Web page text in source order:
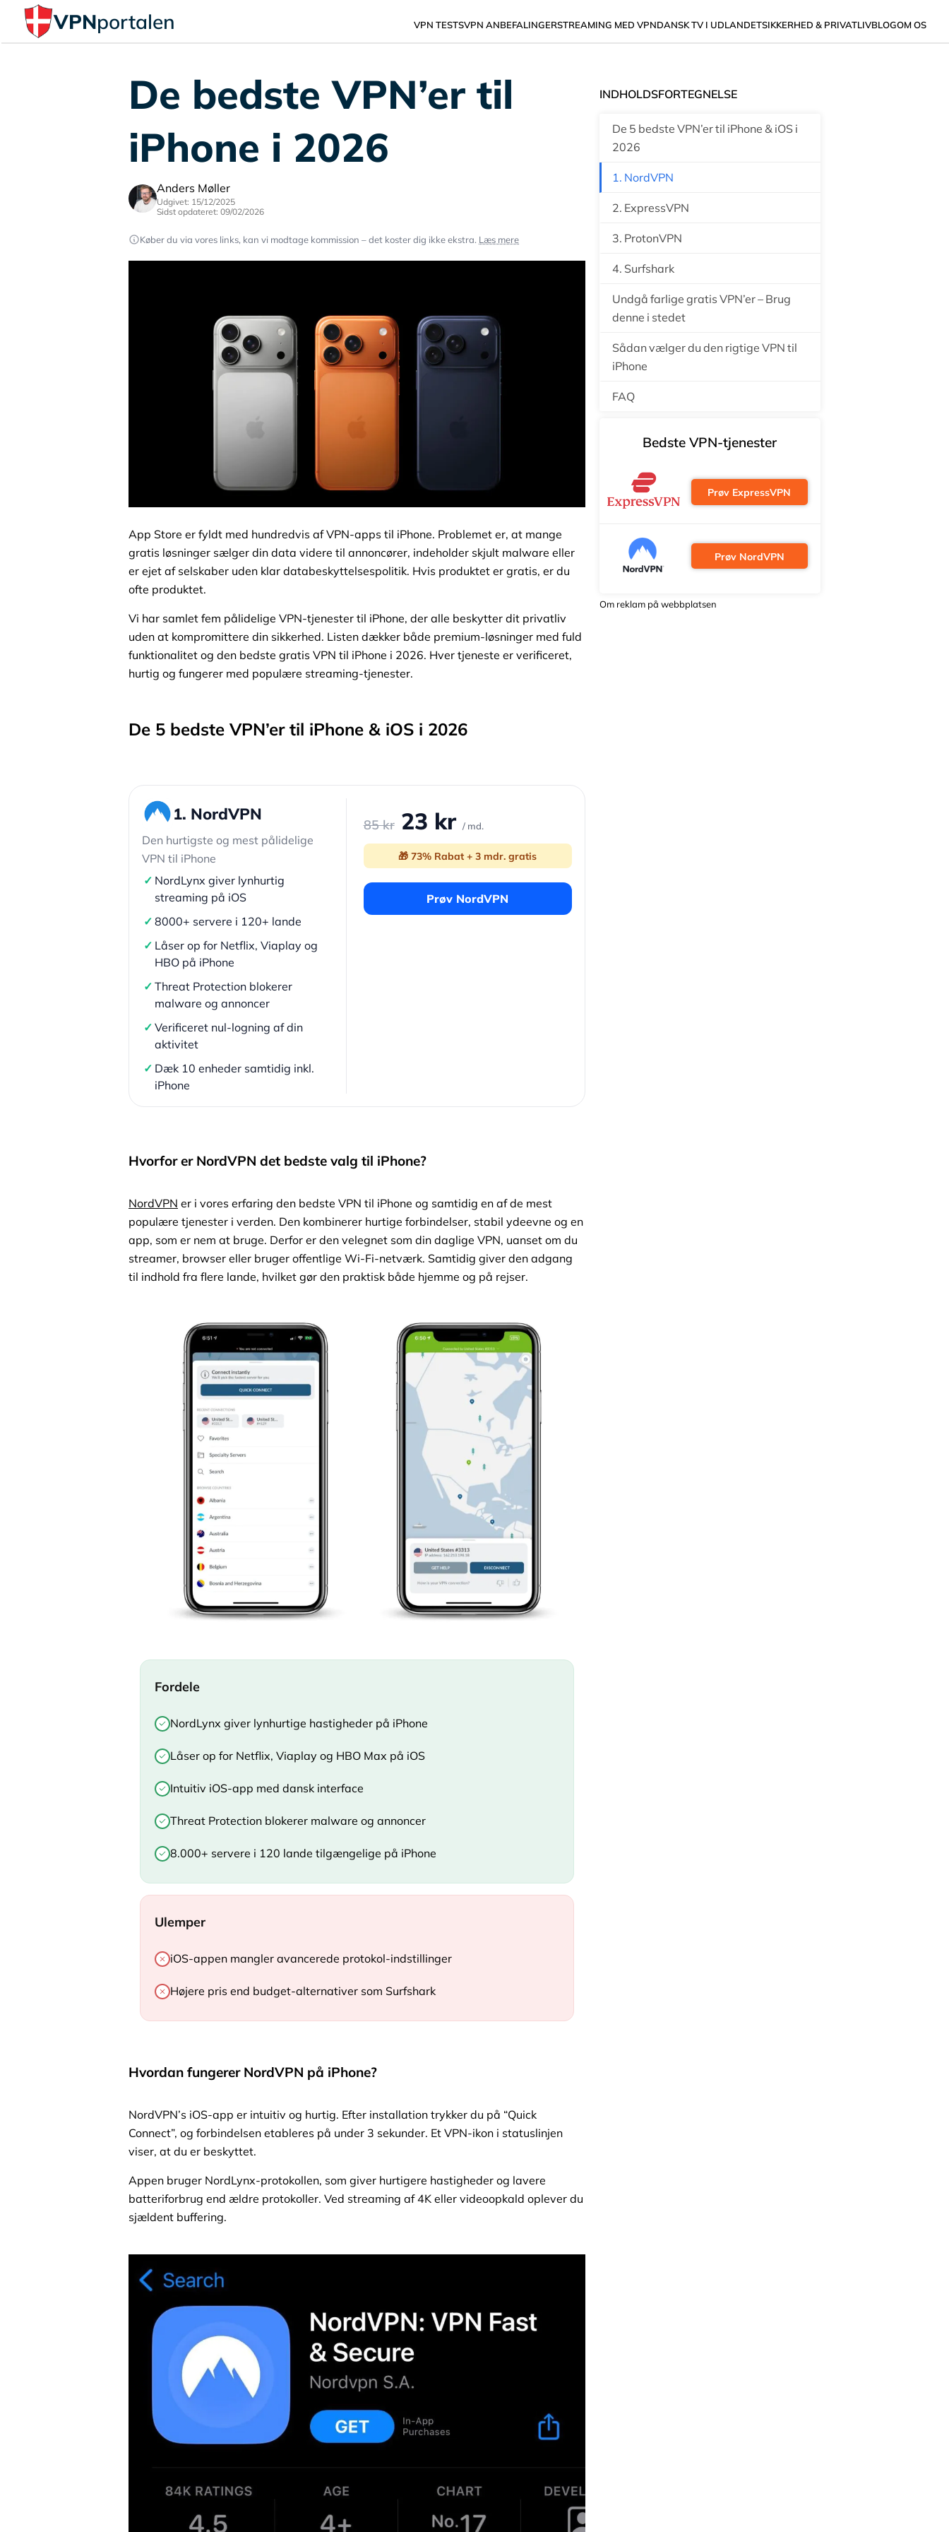
VPNportalen VPN TESTSVPN ANBEFALINGERSTREAMING MED VPNDANSK TV I UDLANDETSIKKERHED & PRIVATLIVBLOGOM OS
De bedste VPN’er til
iPhone i 2026
Anders Møller
Udgivet: 15/12/2025
Sidst opdateret: 09/02/2026
Køber du via vores links, kan vi modtage kommission – det koster dig ikke ekstra. Læs mere
App Store er fyldt med hundredvis af VPN-apps til iPhone. Problemet er, at mange
gratis løsninger sælger din data videre til annoncører, indeholder skjult malware eller
er ejet af selskaber uden klar databeskyttelsespolitik. Hvis produktet er gratis, er du
ofte produktet.
Vi har samlet fem pålidelige VPN-tjenester til iPhone, der alle beskytter dit privatliv
uden at kompromittere din sikkerhed. Listen dækker både premium-løsninger med fuld
funktionalitet og den bedste gratis VPN til iPhone i 2026. Hver tjeneste er verificeret,
hurtig og fungerer med populære streaming-tjenester.
De 5 bedste VPN’er til iPhone & iOS i 2026
1. NordVPN
Den hurtigste og mest pålidelige
VPN til iPhone
✓ NordLynx giver lynhurtig
streaming på iOS
✓8000+ servere i 120+ lande
✓ Låser op for Netflix, Viaplay og
HBO på iPhone
✓Threat Protection blokerer
malware og annoncer
✓Verificeret nul-logning af din
aktivitet
✓ Dæk 10 enheder samtidig inkl.
iPhone
85 kr23 kr / md.
🎁 73% Rabat + 3 mdr. gratis
Prøv NordVPN
Hvorfor er NordVPN det bedste valg til iPhone?
NordVPN er i vores erfaring den bedste VPN til iPhone og samtidig en af de mest
populære tjenester i verden. Den kombinerer hurtige forbindelser, stabil ydeevne og en
app, som er nem at bruge. Derfor er den velegnet som din daglige VPN, uanset om du
streamer, browser eller bruger offentlige Wi-Fi-netværk. Samtidig giver den adgang
til indhold fra flere lande, hvilket gør den praktisk både hjemme og på rejser.
Fordele
NordLynx giver lynhurtige hastigheder på iPhone
Låser op for Netflix, Viaplay og HBO Max på iOS
Intuitiv iOS-app med dansk interface
Threat Protection blokerer malware og annoncer
8.000+ servere i 120 lande tilgængelige på iPhone
Ulemper
iOS-appen mangler avancerede protokol-indstillinger
Højere pris end budget-alternativer som Surfshark
Hvordan fungerer NordVPN på iPhone?
NordVPN’s iOS-app er intuitiv og hurtig. Efter installation trykker du på “Quick
Connect”, og forbindelsen etableres på under 3 sekunder. Et VPN-ikon i statuslinjen
viser, at du er beskyttet.
Appen bruger NordLynx-protokollen, som giver hurtigere hastigheder og lavere
batteriforbrug end ældre protokoller. Ved streaming af 4K eller videoopkald oplever du
sjældent buffering.
INDHOLDSFORTEGNELSE
De 5 bedste VPN’er til iPhone & iOS i
2026
1. NordVPN
2. ExpressVPN
3. ProtonVPN
4. Surfshark
Undgå farlige gratis VPN’er – Brug
denne i stedet
Sådan vælger du den rigtige VPN til
iPhone
FAQ
Bedste VPN-tjenester
Prøv ExpressVPN
Prøv NordVPN
Om reklam på webbplatsen